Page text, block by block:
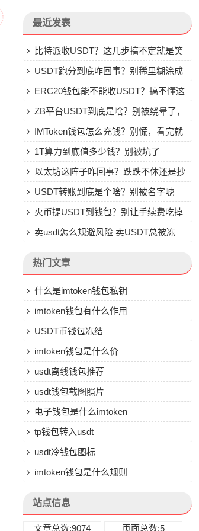
最近发表
比特派收USDT？这几步搞不定就是笑
话USDT跑分到底咋回事？别稀里糊涂成
了帮凶
ERC20钱包能不能收USDT？搞不懂这
些别乱转
ZB平台USDT到底是啥？别被绕晕了，
说点大实话
IMToken钱包怎么充钱？别慌，看完就
会1T算力到底值多少钱？别被坑了
以太坊这阵子咋回事？跌跌不休还是抄
底机会？
USDT转账到底是个啥？别被名字唬
住，一文说透
火币提USDT到钱包？别让手续费吃掉
你的钱
卖usdt怎么规避风险 卖USDT总被冻
热门文章
什么是imtoken钱包私钥
imtoken钱包有什么作用
USDT币钱包冻结
imtoken钱包是什么价
usdt离线钱包推荐
usdt钱包截图照片
电子钱包是什么imtoken
tp钱包转入usdt
usdt冷钱包图标
imtoken钱包是什么规则
站点信息
文章总数:9074 页面总数:5